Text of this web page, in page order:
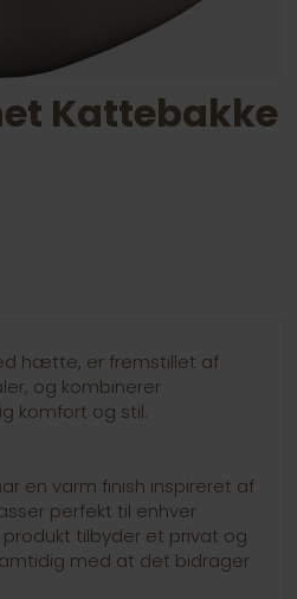
Kattebakke
hætte, er fremstillet af
og kombinerer
komfort og stil.
en varm finish inspireret af
perfekt til enhver
tilbyder et privat og
med at det bidrager